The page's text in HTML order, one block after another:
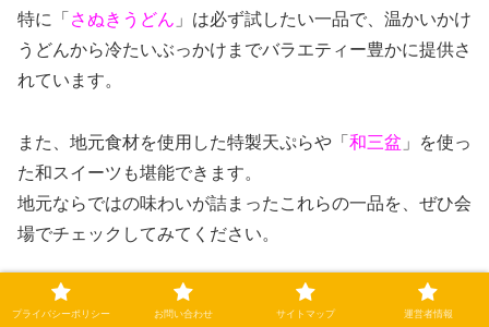
特に「 さぬきうどん 」は必ず試したい一品で、温かいかけ
うどんから冷たいぶっかけまでバラエティー豊かに提供さ
れています。
また、地元食材を使用した特製天ぷらや「 和三盆 」を使っ
た和スイーツも堪能できます。
地元ならではの味わいが詰まったこれらの一品を、ぜひ会
場でチェックしてみてください。
プライバシーポリシー お問い合わせ サイトマップ 運営者情報